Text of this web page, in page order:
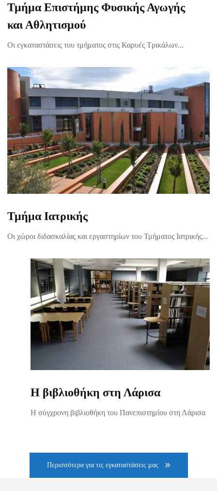
Τμήμα Επιστήμης Φυσικής Αγωγής
και Αθλητισμού
Οι εγκαταστάσεις του τμήματος στις Καρυές Τρικάλων...
Τμήμα Ιατρικής
Οι χώροι διδασκαλίας και εργαστηρίων του Τμήματος Ιατρικής...
Η βιβλιοθήκη στη Λάρισα
Η σύγχρονη βιβλιοθήκη του Πανεπιστημίου στη Λάρισα
Περισσότερα για τις εγκαταστάσεις μας